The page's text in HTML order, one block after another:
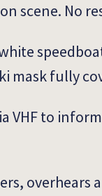
scene. No
mask fully
VHF to
overhears